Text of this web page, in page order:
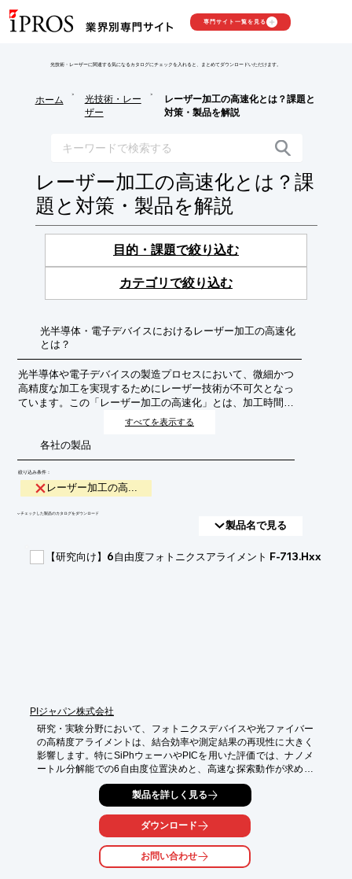
専門サイト一覧を見る
光技術・レーザーに関連する気になるカタログにチェックを入れると、まとめてダウンロードいただけます。
ホーム
>
光技術・レー
ザー
>
レーザー加工の高速化とは？課題と
対策・製品を解説
レーザー加工の高速化とは？課
題と対策・製品を解説
目的・課題で絞り込む
カテゴリで絞り込む
光半導体・電子デバイスにおけるレーザー加工の高速化
とは？
光半導体や電子デバイスの製造プロセスにおいて、微細かつ
高精度な加工を実現するためにレーザー技術が不可欠となっ
ています。この「レーザー加工の高速化」とは、加工時間を
短縮し、生産性を向上させることを目的としています。これ
により、デバイスのコスト削減や市場投入までのリードタイ
ム短縮が期待されます。
すべてを表示する
各社の製品
絞り込み条件：
レーザー加工の高...
​▼チェックした製品のカタログをダウンロード
製品名で見る
【研究向け】6自由度フォトニクスアライメント F-713.Hxx
PIジャパン株式会社
研究・実験分野において、フォトニクスデバイスや光ファイバー
の高精度アライメントは、結合効率や測定結果の再現性に大きく
影響します。特にSiPhウェーハやPICを用いた評価では、ナノメ
ートル分解能での6自由度位置決めと、高速な探索動作が求めら
れます。F-713コンパクト高速6自由度フォトニクスアライメント
システムは、Hexapodベースの6DoF制御と高速スキャン機能を
組み合わせ、効率的な自動アライメントを実現します。マルチチ
ャネル測定にも対応し、研究室環境での柔軟な実験構成が可能で
す。コンパクト設計のため、光学テーブル上での使用や既存実験
系への統合にも適しています。
製品を詳しく見る
ダウンロード
お問い合わせ